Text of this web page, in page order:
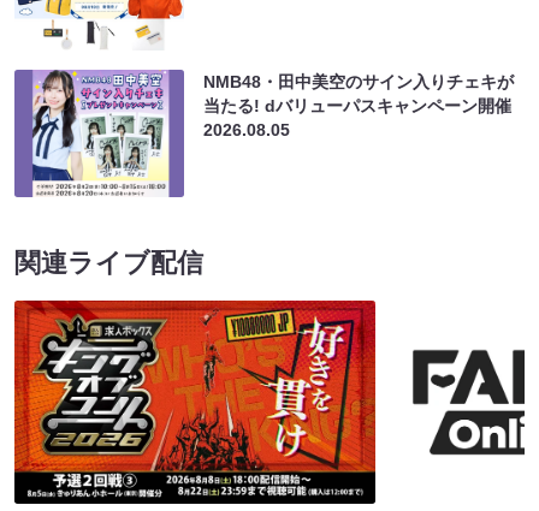
NMB48・田中美空のサイン入りチェキが
当たる! dバリューパスキャンペーン開催
2026.08.05
関連ライブ配信